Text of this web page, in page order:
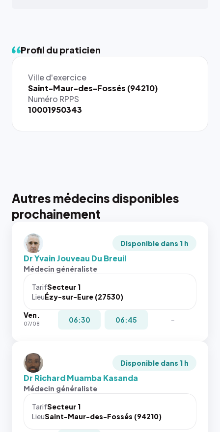
Profil du praticien
Ville d'exercice
Saint-Maur-des-Fossés (94210)
Numéro RPPS
10001950343
Autres médecins disponibles
prochainement
Disponible dans 1 h
Dr Yvain Jouveau Du Breuil
Médecin généraliste
TarifSecteur 1
LieuÉzy-sur-Eure (27530)
Ven.
07/08 06:30 06:45 -
Disponible dans 1 h
Dr Richard Muamba Kasanda
Médecin généraliste
TarifSecteur 1
LieuSaint-Maur-des-Fossés (94210)